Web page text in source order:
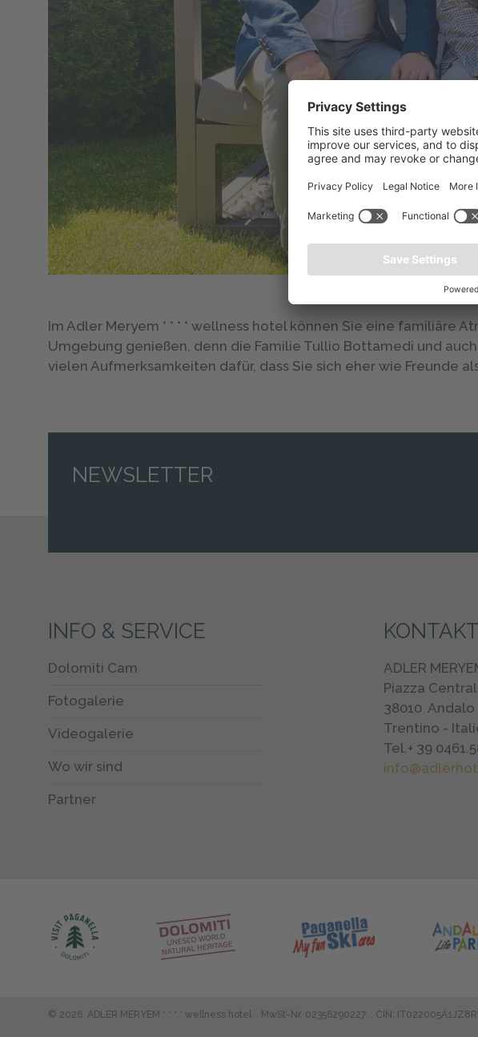
Im Adler Meryem * * * * wellness hotel können Sie eine familiäre
Umgebung genießen, denn die Familie Tullio Bottamedi und
vielen Aufmerksamkeiten dafür, dass Sie sich eher wie Freunde
NEWSLETTER
INFO & SERVICE
Dolomiti Cam
Fotogalerie
Videogalerie
Wo wir sind
Partner
KONTAKT
ADLER
Piazza
38010 Andalo
Trentino -
Tel.+ 39
© 2026 ADLER MERYEM * * * * wellness hotel . MwSt-Nr. 02356290227 . CIN: